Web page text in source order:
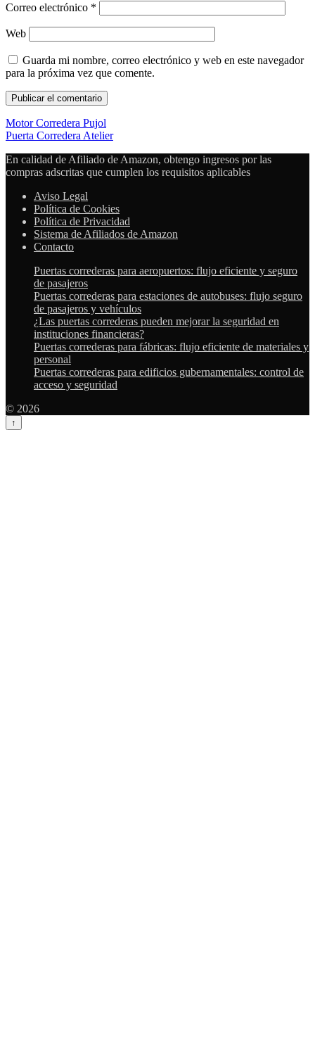
Correo electrónico *
Web
Guarda mi nombre, correo electrónico y web en este navegador
para la próxima vez que comente.
Motor Corredera Pujol
Puerta Corredera Atelier
En calidad de Afiliado de Amazon, obtengo ingresos por las
compras adscritas que cumplen los requisitos aplicables
Aviso Legal
Política de Cookies
Política de Privacidad
Sistema de Afiliados de Amazon
Contacto
Puertas correderas para aeropuertos: flujo eficiente y seguro
de pasajeros
Puertas correderas para estaciones de autobuses: flujo seguro
de pasajeros y vehículos
¿Las puertas correderas pueden mejorar la seguridad en
instituciones financieras?
Puertas correderas para fábricas: flujo eficiente de materiales y
personal
Puertas correderas para edificios gubernamentales: control de
acceso y seguridad
© 2026
↑